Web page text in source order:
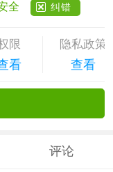
全 纠错
限
看
隐私政策
查看
评论